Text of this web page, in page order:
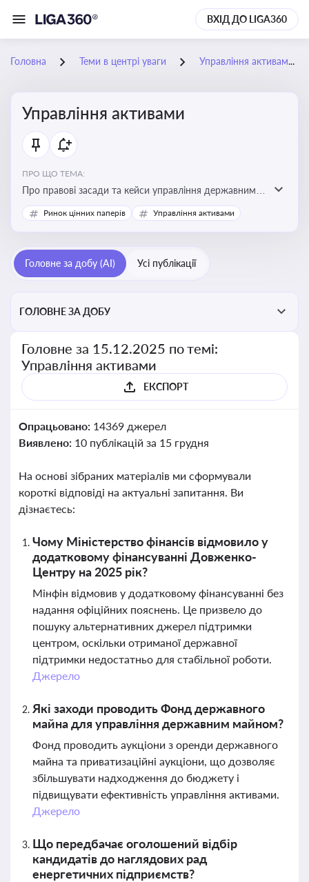
ВХІД ДО LIGA360
Головна Теми в центрі уваги Управління активами
Управління активами
ПРО ЩО ТЕМА:
Про правові засади та кейси управління державними,
комунальними та корпоративними активами, для
юристів і керівників, які відповідають за збереження
Ринок цінних паперів Управління активами
Головне за добу (AI) Усі публікації
ГОЛОВНЕ ЗА ДОБУ
Головне за 15.12.2025 по темі:
Управління активами
ЕКСПОРТ
Опрацьовано: 14369 джерел
Виявлено: 10 публікацій за 15 грудня
На основі зібраних матеріалів ми сформували
короткі відповіді на актуальні запитання. Ви
дізнаєтесь:
Чому Міністерство фінансів відмовило у
додатковому фінансуванні Довженко-
Центру на 2025 рік?
Мінфін відмовив у додатковому фінансуванні без
надання офіційних пояснень. Це призвело до
пошуку альтернативних джерел підтримки
центром, оскільки отриманої державної
підтримки недостатньо для стабільної роботи.
Джерело
Які заходи проводить Фонд державного
майна для управління державним майном?
Фонд проводить аукціони з оренди державного
майна та приватизаційні аукціони, що дозволяє
збільшувати надходження до бюджету і
підвищувати ефективність управління активами.
Джерело
Що передбачає оголошений відбір
кандидатів до наглядових рад
енергетичних підприємств?